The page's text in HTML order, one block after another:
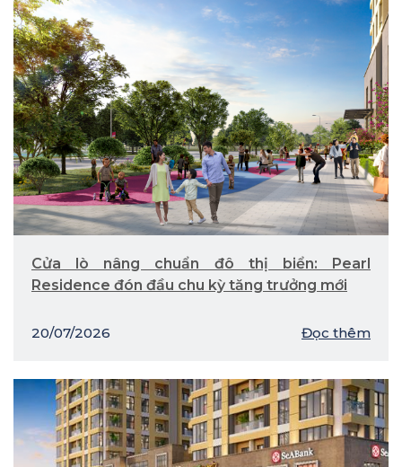
Cửa lò nâng chuẩn đô thị biển: Pearl
Residence đón đầu chu kỳ tăng trưởng mới
20/07/2026 Đọc thêm